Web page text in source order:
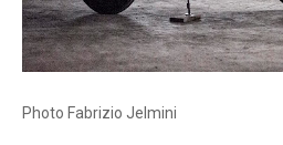
Photo Fabrizio Jelmini